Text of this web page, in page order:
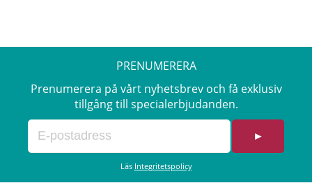
PRENUMERERA
Prenumerera på vårt nyhetsbrev och få exklusiv
tillgång till specialerbjudanden.
►
Läs Integritetspolicy